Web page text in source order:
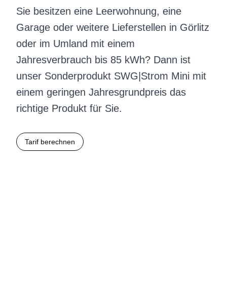
Sie besitzen eine Leerwohnung, eine
Garage oder weitere Lieferstellen in Görlitz
oder im Umland mit einem
Jahresverbrauch bis 85 kWh? Dann ist
unser Sonderprodukt SWG|Strom Mini mit
einem geringen Jahresgrundpreis das
richtige Produkt für Sie.
Tarif berechnen